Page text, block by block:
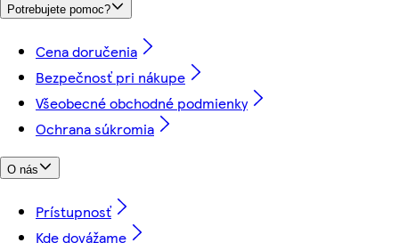
Potrebujete pomoc?
Cena doručenia
Bezpečnosť pri nákupe
Všeobecné obchodné podmienky
Ochrana súkromia
O nás
Prístupnosť
Kde dovážame